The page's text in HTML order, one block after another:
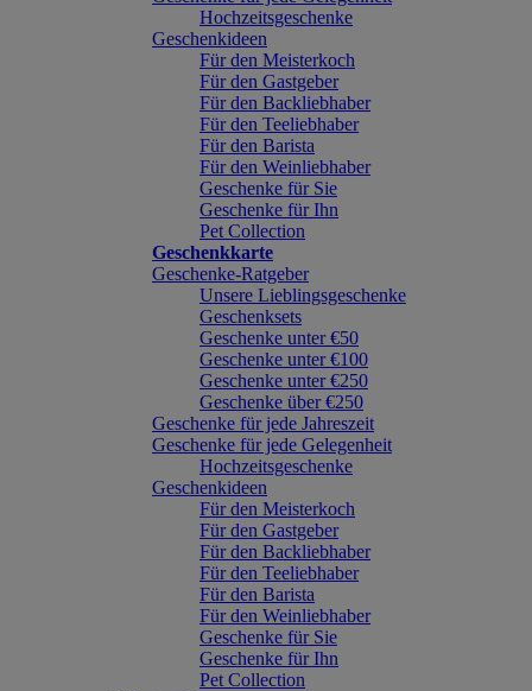
Hochzeitsgeschenke
Geschenkideen
Für den Meisterkoch
Für den Gastgeber
Für den Backliebhaber
Für den Teeliebhaber
Für den Barista
Für den Weinliebhaber
Geschenke für Sie
Geschenke für Ihn
Pet Collection
Geschenkkarte
Geschenke-Ratgeber
Unsere Lieblingsgeschenke
Geschenksets
Geschenke unter €50
Geschenke unter €100
Geschenke unter €250
Geschenke über €250
Geschenke für jede Jahreszeit
Geschenke für jede Gelegenheit
Hochzeitsgeschenke
Geschenkideen
Für den Meisterkoch
Für den Gastgeber
Für den Backliebhaber
Für den Teeliebhaber
Für den Barista
Für den Weinliebhaber
Geschenke für Sie
Geschenke für Ihn
Pet Collection